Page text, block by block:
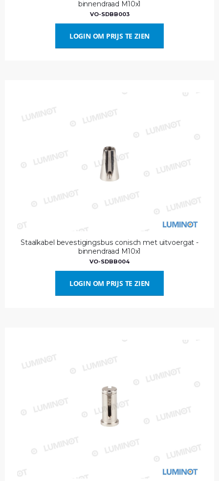
binnendraad M10x1
VO-SDBB003
LOGIN OM PRIJS TE ZIEN
Staalkabel bevestigingsbus conisch met uitvoergat -
binnendraad M10x1
VO-SDBB004
LOGIN OM PRIJS TE ZIEN